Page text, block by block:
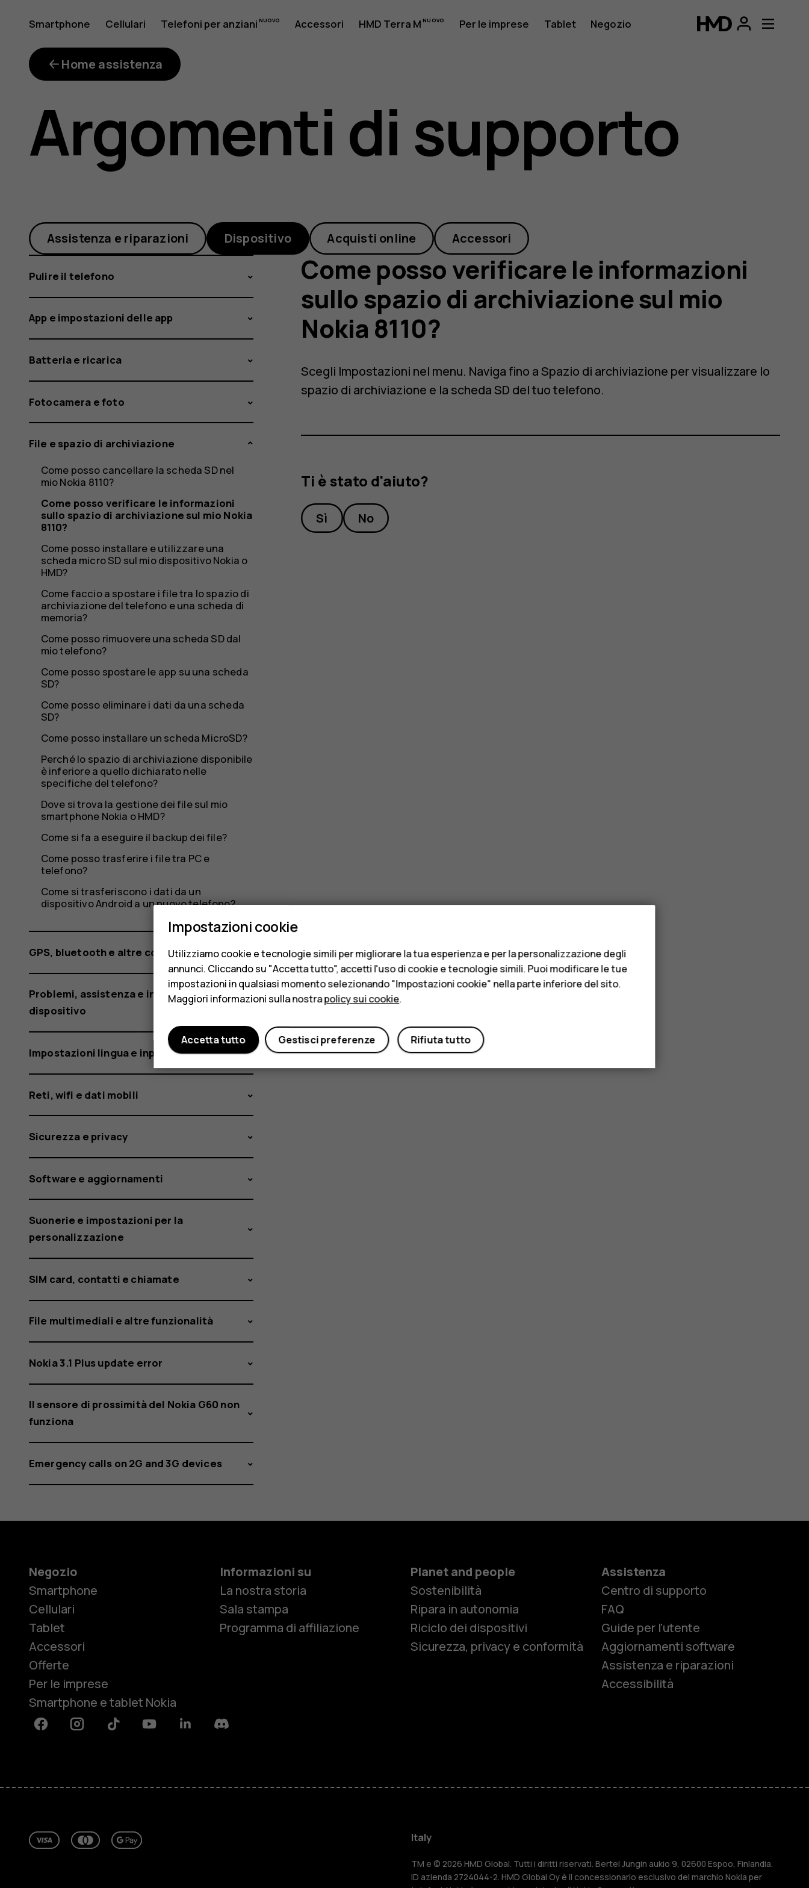
Come
posso
verificare
le
informazioni
sullo
spazio
di
archiviazione
sul
mio
Nokia
8110?
Smartphone Cellulari Telefoni per anziani Accessori HMD Terra M Per le imprese Tablet Negozio
Smartphone
Cellulari
HMD Terra M
Per le imprese
Il mio account
Informazioni su
Home assistenza
Argomenti di supporto
Assistenza e riparazioni Dispositivo Acquisti online Accessori
Pulire il telefono
App e impostazioni delle app
Batteria e ricarica
Fotocamera e foto
File e spazio di archiviazione
Come posso cancellare la scheda SD nel
mio Nokia 8110?
Come posso verificare le informazioni
sullo spazio di archiviazione sul mio Nokia
8110?
Come posso installare e utilizzare una
scheda micro SD sul mio dispositivo Nokia o
HMD?
Come faccio a spostare i file tra lo spazio di
archiviazione del telefono e una scheda di
memoria?
Come posso rimuovere una scheda SD dal
mio telefono?
Come posso spostare le app su una scheda
SD?
Come posso eliminare i dati da una scheda
SD?
Come posso installare un scheda MicroSD?
Perché lo spazio di archiviazione disponibile
è inferiore a quello dichiarato nelle
specifiche del telefono?
Dove si trova la gestione dei file sul mio
smartphone Nokia o HMD?
Come si fa a eseguire il backup dei file?
Come posso trasferire i file tra PC e
telefono?
Come si trasferiscono i dati da un
dispositivo Android a un nuovo telefono?
GPS, bluetooth e altre connessioni
Problemi, assistenza e informazioni sul
dispositivo
Impostazioni lingua e input
Reti, wifi e dati mobili
Sicurezza e privacy
Software e aggiornamenti
Suonerie e impostazioni per la
personalizzazione
SIM card, contatti e chiamate
File multimediali e altre funzionalità
Nokia 3.1 Plus update error
Il sensore di prossimità del Nokia G60 non
funziona
Emergency calls on 2G and 3G devices
Come posso verificare le informazioni
sullo spazio di archiviazione sul mio
Nokia 8110?
Scegli Impostazioni nel menu. Naviga fino aSpazio di archiviazione per visualizzare lo
spazio di archiviazione e la scheda SD del tuo telefono.
Ti è stato d'aiuto?
Sì No
Negozio
Smartphone
Cellulari
Tablet
Accessori
Offerte
Per le imprese
Smartphone e tablet Nokia
Informazioni su
La nostra storia
Sala stampa
Programma di affiliazione
Planet and people
Sostenibilità
Ripara in autonomia
Riciclo dei dispositivi
Sicurezza, privacy e conformità
Assistenza
Centro di supporto
FAQ
Guide per l'utente
Aggiornamenti software
Assistenza e riparazioni
Accessibilità
FacebookInstagramTiktok YoutubeLinkedinDiscord
Italy
TM e © 2026 HMD Global. Tutti i diritti riservati. Bertel Jungin aukio 9, 02600 Espoo, Finlandia.
ID azienda 2724044-2. HMD Global Oy è il concessionario esclusivo del marchio Nokia per
Impostazioni cookie
Utilizziamo cookie e tecnologie simili per migliorare la tua esperienza e per la personalizzazione degli
annunci. Cliccando su "Accetta tutto", accetti l'uso di cookie e tecnologie simili. Puoi modificare le tue
impostazioni in qualsiasi momento selezionando "Impostazioni cookie" nella parte inferiore del sito.
Maggiori informazioni sulla nostrapolicy sui cookie.
Rifiuta tutto
Gestisci preferenze
Accetta tutto